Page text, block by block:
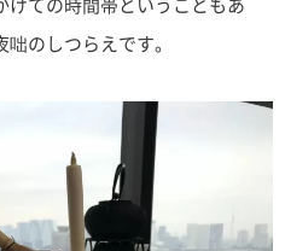
のしつらえです。